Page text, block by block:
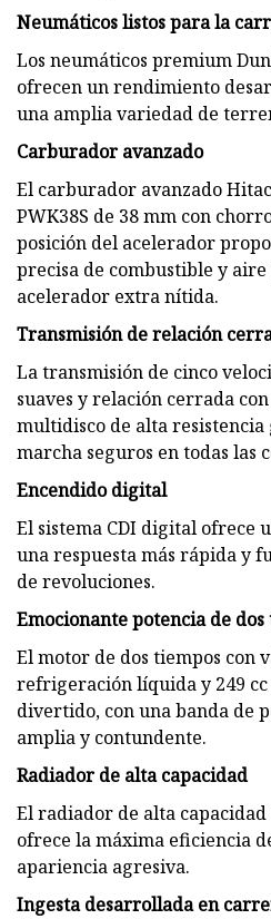
Neumáticos listos para la
Los neumáticos premium
ofrecen un rendimiento
una amplia variedad de
Carburador avanzado
El carburador avanzado
PWK38S de 38 mm con
posición del acelerador
precisa de combustible y
acelerador extra nítida.
Transmisión de relación
La transmisión de cinco
suaves y relación cerrada
multidisco de alta resistencia
marcha seguros en todas las
Encendido digital
El sistema CDI digital ofrece
una respuesta más rápida y
de revoluciones.
Emocionante potencia de dos
El motor de dos tiempos con
refrigeración líquida y 249 cc
divertido, con una banda de
amplia y contundente.
Radiador de alta capacidad
El radiador de alta
ofrece la máxima eficiencia
apariencia agresiva.
Ingesta desarrollada en